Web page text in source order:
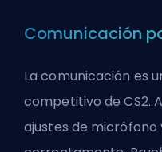
Comunicación
La comunicación es
competitivo de CS2.
ajustes de micrófono